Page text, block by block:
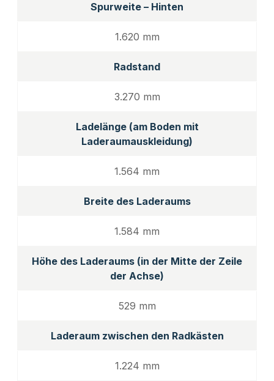
Spurweite – Hinten
1.620 mm
Radstand
3.270 mm
Ladelänge (am Boden mit
Laderaumauskleidung)
1.564 mm
Breite des Laderaums
1.584 mm
Höhe des Laderaums (in der Mitte der Zeile
der Achse)
529 mm
Laderaum zwischen den Radkästen
1.224 mm